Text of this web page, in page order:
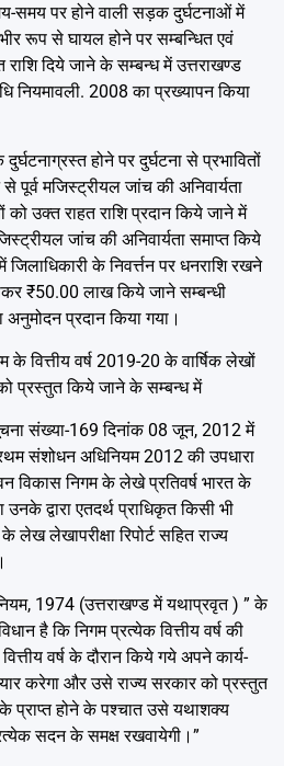
समय पर होने वाली सड़क दुर्घटनाओं में
रूप से घायल होने पर सम्बन्धित एवं
दिये जाने के सम्बन्ध में उत्तराखण्ड
नियमावली. 2008 का प्रख्यापन किया
होने पर दुर्घटना से प्रभावितों
पूर्व मजिस्ट्रीयल जांच की अनिवार्यता
को उक्त राहत राशि प्रदान किये जाने में
जांच की अनिवार्यता समाप्त किये
जिलाधिकारी के निवर्त्तन पर धनराशि रखने
₹50.00 लाख किये जाने सम्बन्धी
अनुमोदन प्रदान किया गया।
के वित्तीय वर्ष 2019-20 के वार्षिक लेखों
को प्रस्तुत किये जाने के सम्बन्ध में
संख्या-169 दिनांक 08 जून, 2012 में
संशोधन अधिनियम 2012 की उपधारा
विकास निगम के लेखे प्रतिवर्ष भारत के
द्वारा एतदर्थ प्राधिकृत किसी भी
के लेख लेखापरीक्षा रिपोर्ट सहित राज्य
1974 (उत्तराखण्ड में यथाप्रवृत ) ” के
है कि निगम प्रत्येक वित्तीय वर्ष की
वर्ष के दौरान किये गये अपने कार्य-
करेगा और उसे राज्य सरकार को प्रस्तुत
के प्राप्त होने के पश्चात उसे यथाशक्य
सदन के समक्ष रखवायेगी।”